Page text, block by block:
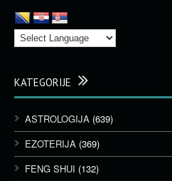
KATEGORIJE
ASTROLOGIJA (639)
EZOTERIJA (369)
FENG SHUI (132)